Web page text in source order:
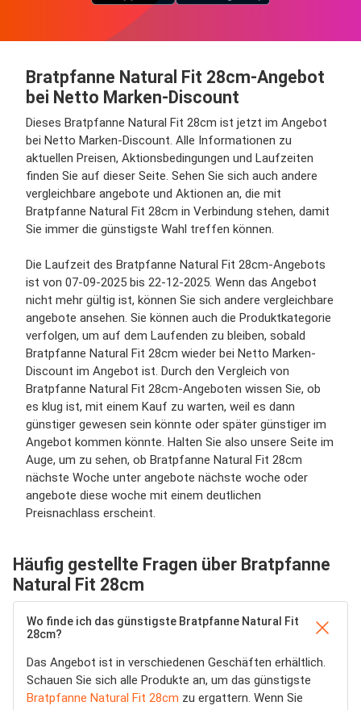
Bratpfanne Natural Fit 28cm-Angebot
bei Netto Marken-Discount
Dieses Bratpfanne Natural Fit 28cm ist jetzt im Angebot
bei Netto Marken-Discount. Alle Informationen zu
aktuellen Preisen, Aktionsbedingungen und Laufzeiten
finden Sie auf dieser Seite. Sehen Sie sich auch andere
vergleichbare angebote und Aktionen an, die mit
Bratpfanne Natural Fit 28cm in Verbindung stehen, damit
Sie immer die günstigste Wahl treffen können.
Die Laufzeit des Bratpfanne Natural Fit 28cm-Angebots
ist von 07-09-2025 bis 22-12-2025. Wenn das Angebot
nicht mehr gültig ist, können Sie sich andere vergleichbare
angebote ansehen. Sie können auch die Produktkategorie
verfolgen, um auf dem Laufenden zu bleiben, sobald
Bratpfanne Natural Fit 28cm wieder bei Netto Marken-
Discount im Angebot ist. Durch den Vergleich von
Bratpfanne Natural Fit 28cm-Angeboten wissen Sie, ob
es klug ist, mit einem Kauf zu warten, weil es dann
günstiger gewesen sein könnte oder später günstiger im
Angebot kommen könnte. Halten Sie also unsere Seite im
Auge, um zu sehen, ob Bratpfanne Natural Fit 28cm
nächste Woche unter angebote nächste woche oder
angebote diese woche mit einem deutlichen
Preisnachlass erscheint.
Häufig gestellte Fragen über Bratpfanne
Natural Fit 28cm
Wo finde ich das günstigste Bratpfanne Natural Fit
28cm?
Das Angebot ist in verschiedenen Geschäften erhältlich.
Schauen Sie sich alle Produkte an, um das günstigste
Bratpfanne Natural Fit 28cm zu ergattern. Wenn Sie